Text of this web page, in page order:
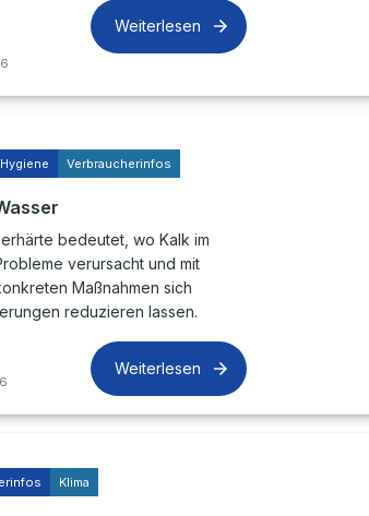
Weiterlesen
Verbraucherinfos
bedeutet, wo Kalk im
verursacht und mit
Maßnahmen sich
reduzieren lassen.
Weiterlesen
Klima